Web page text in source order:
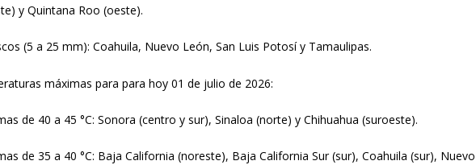
y Quintana Roo (oeste).
(5 a 25 mm): Coahuila, Nuevo León, San Luis Potosí y Tamaulipas.
máximas para para hoy 01 de julio de 2026:
de 40 a 45 °C: Sonora (centro y sur), Sinaloa (norte) y Chihuahua (suroeste).
de 35 a 40 °C: Baja California (noreste), Baja California Sur (sur), Coahuila (sur),